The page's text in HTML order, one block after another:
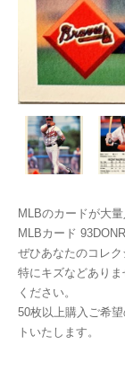
MLBのカードが大
MLBカード
ぜひあなたのコレク
特にキズなどあり
ください。
50枚以上購入ご希
トいたします。